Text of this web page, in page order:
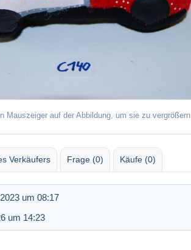
Mauszeiger auf der Abbildung, um sie zu vergrößern
Verkäufers Frage (0) Käufe (0)
um 08:17
um 14:23